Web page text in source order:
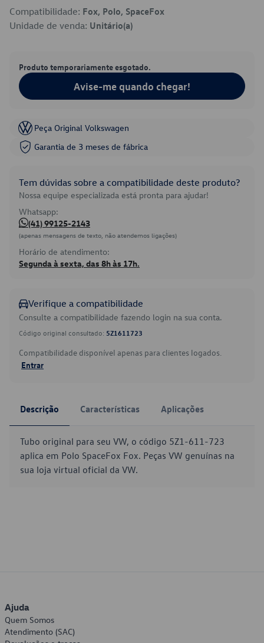
Compatibilidade: Fox, Polo, SpaceFox
Unidade de venda: Unitário(a)
Produto temporariamente esgotado.
Avise-me quando chegar!
Peça Original Volkswagen
Garantia de 3 meses de fábrica
Tem dúvidas sobre a compatibilidade deste produto?
Nossa equipe especializada está pronta para ajudar!
Whatsapp:
(41) 99125-2143
(apenas mensagens de texto, não atendemos ligações)
Horário de atendimento:
Segunda à sexta, das 8h às 17h.
Verifique a compatibilidade
Consulte a compatibilidade fazendo login na sua conta.
Código original consultado: 5Z1611723
Compatibilidade disponível apenas para clientes logados.
Entrar
Descrição Características Aplicações
Tubo original para seu VW, o código 5Z1-611-723
aplica em Polo SpaceFox Fox. Peças VW genuínas na
sua loja virtual oficial da VW.
Ajuda
Quem Somos
Atendimento (SAC)